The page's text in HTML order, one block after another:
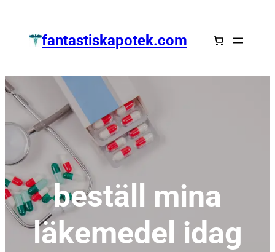
springenfantastiskapotek.com
beställ mina
läkemedel idag